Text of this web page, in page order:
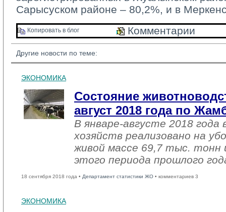
Сарысуском районе – 80,2%, и в
Копировать в блог Комментарии
Другие новости по теме:
ЭКОНОМИКА
Состояние
август 2018 года по
В январе-августе 2018 года
хозяйств реализовано на
живой массе 69,7 тыс. тонн
этого периода прошлого
18 сентября 2018 года • Департамент статистики ЖО • комментариев 3
ЭКОНОМИКА